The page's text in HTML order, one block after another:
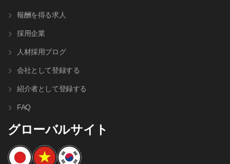
報酬を得る求人
採用企業
人材採⽤ブログ
会社として登録する
紹介者として登録する
FAQ
グローバルサイト